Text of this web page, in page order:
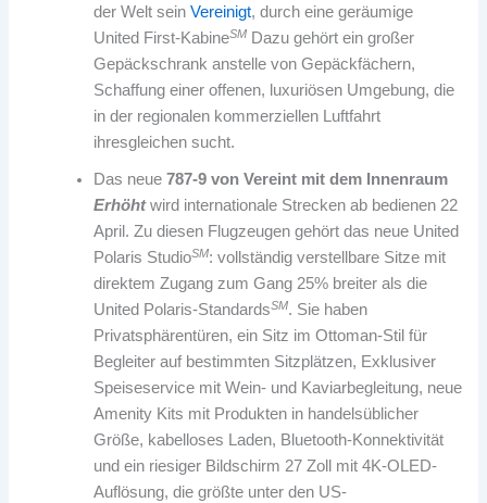
der Welt seinVereinigt, durch eine geräumige
United First-KabineSM Dazu gehört ein großer
Gepäckschrank anstelle von Gepäckfächern,
Schaffung einer offenen, luxuriösen Umgebung, die
in der regionalen kommerziellen Luftfahrt
ihresgleichen sucht.
Das neue787-9 von Vereint mit dem Innenraum
Erhöhtwird internationale Strecken ab bedienen 22
April. Zu diesen Flugzeugen gehört das neue United
Polaris StudioSM: vollständig verstellbare Sitze mit
direktem Zugang zum Gang 25% breiter als die
United Polaris-StandardsSM. Sie haben
Privatsphärentüren, ein Sitz im Ottoman-Stil für
Begleiter auf bestimmten Sitzplätzen, Exklusiver
Speiseservice mit Wein- und Kaviarbegleitung, neue
Amenity Kits mit Produkten in handelsüblicher
Größe, kabelloses Laden, Bluetooth-Konnektivität
und ein riesiger Bildschirm 27 Zoll mit 4K-OLED-
Auflösung, die größte unter den US-